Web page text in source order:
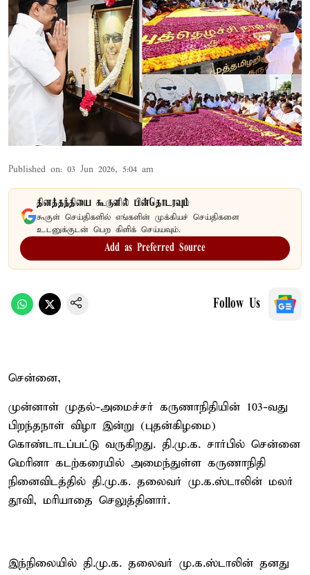
Published on: 03 Jun 2026, 5:04 am
தினத்தந்தியை கூகுளில் பின்தொடரவும்
கூகுள் செய்திகளில் எங்களின் முக்கியச் செய்திகளை
உடனுக்குடன் பெற கிளிக் செய்யவும்.
Add as Preferred Source
Follow Us
சென்னை,
முன்னாள் முதல்-அமைச்சர் கருணாநிதியின் 103-வது
பிறந்தநாள் விழா இன்று (புதன்கிழமை)
கொண்டாடப்பட்டு வருகிறது. தி.மு.க. சார்பில் சென்னை
மெரினா கடற்கரையில் அமைந்துள்ள கருணாநிதி
நினைவிடத்தில் தி.மு.க. தலைவர் மு.க.ஸ்டாலின் மலர்
தூவி, மரியாதை செலுத்தினார்.
இந்நிலையில் தி.மு.க. தலைவர் மு.க.ஸ்டாலின் தனது